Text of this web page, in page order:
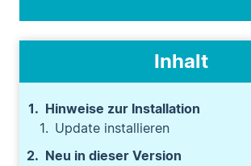
Inhalt
Hinweise zur Installation
Update installieren
Neu in dieser Version